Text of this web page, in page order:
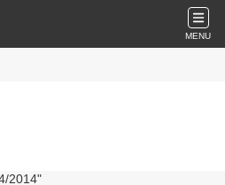
MENU